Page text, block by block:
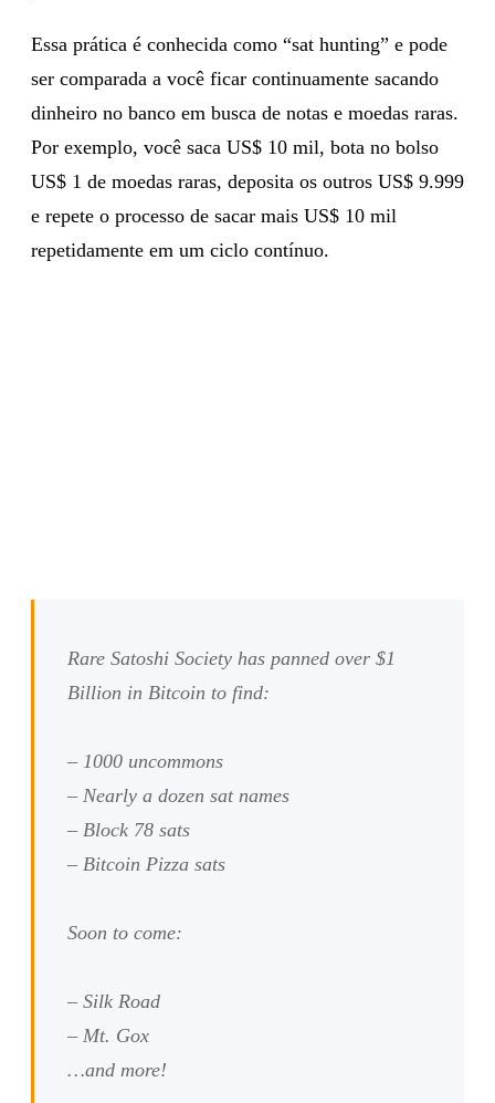
Essa prática é conhecida como “sat hunting” e pode
ser comparada a você ficar continuamente sacando
dinheiro no banco em busca de notas e moedas raras.
Por exemplo, você saca US$ 10 mil, bota no bolso
US$ 1 de moedas raras, deposita os outros US$ 9.999
e repete o processo de sacar mais US$ 10 mil
repetidamente em um ciclo contínuo.
Rare Satoshi Society has panned over $1
Billion in Bitcoin to find:
– 1000 uncommons
– Nearly a dozen sat names
– Block 78 sats
– Bitcoin Pizza sats
Soon to come:
– Silk Road
– Mt. Gox
…and more!